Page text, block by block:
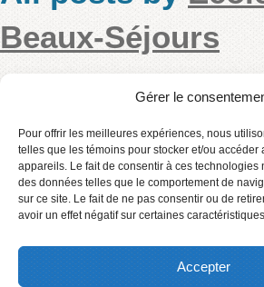
Gérer le
Pour offrir les meilleures expériences, nous
telles que les témoins pour stocker et/ou accéder
appareils. Le fait de consentir à ces technologies
des données telles que le comportement de
sur ce site. Le fait de ne pas consentir ou de
avoir un effet négatif sur certaines
Accepter
Beaux-Séjours
Directive – départ des
Nouvelles directives – départ des
précisions – départ des élèves